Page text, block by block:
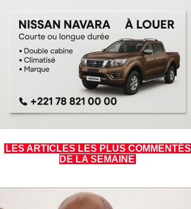
LES ARTICLES LES PLUS COMMENTÉS
DE LA SEMAINE